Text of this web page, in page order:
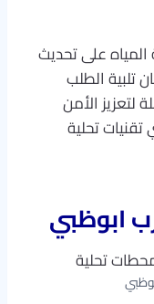
على تحديث
تلبية الطلب
لتعزيز الأمن
تحلية
ابوظبي